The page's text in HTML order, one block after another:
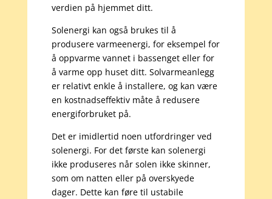
verdien på hjemmet ditt.
Solenergi kan også brukes til å
produsere varmeenergi, for eksempel for
å oppvarme vannet i bassenget eller for
å varme opp huset ditt. Solvarmeanlegg
er relativt enkle å installere, og kan være
en kostnadseffektiv måte å redusere
energiforbruket på.
Det er imidlertid noen utfordringer ved
solenergi. For det første kan solenergi
ikke produseres når solen ikke skinner,
som om natten eller på overskyede
dager. Dette kan føre til ustabile